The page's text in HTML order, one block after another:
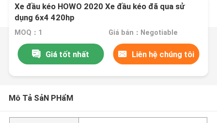
Xe đầu kéo HOWO 2020 Xe đầu kéo đã qua sử
dụng 6x4 420hp
MOQ：1 Giá bán：Negotiable
Giá tốt nhất Liên hệ chúng tôi
Mô Tả SảN PHẩM